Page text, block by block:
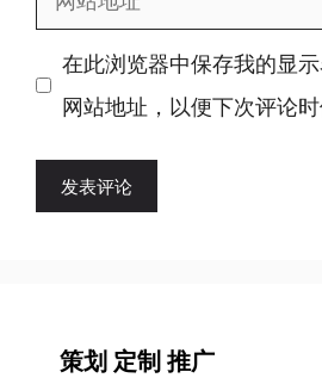
地
站
地 在此浏览器中保存我的显
网站地址，以便下次评论时
策划 定制 推广